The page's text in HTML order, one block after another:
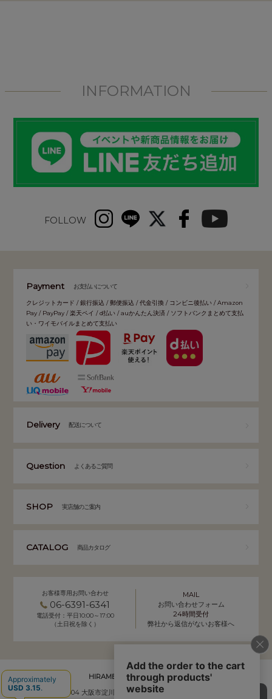
INFORMATION
FOLLOW
Payment お支払いについて
クレジットカード / 銀行振込 / 郵便振込 / 代金引換 / コンビニ後払い / Amazon
Pay / PayPay / 楽天ペイ / d払い / auかんたん決済 / ソフトバンクまとめて支払
い・ワイモバイルまとめて支払い
Delivery 配送について
Question よくあるご質問
SHOP 実店舗のご案内
CATALOG 商品カタログ
お客様専用お問い合わせ
06-6391-6341
電話受付：平日10:00～17:00
（土日祝を除く）
MAIL
お問い合わせフォーム
24時間受付
弊社から返信がないお客様へ
HIRAMEKI. 本社 通販事業部
〒532-0004 大阪市淀川区西宮原2-7-50 YSサクラビル B1F